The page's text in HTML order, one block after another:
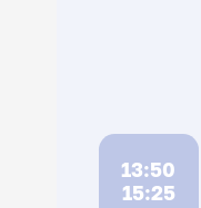
13:50
15:25